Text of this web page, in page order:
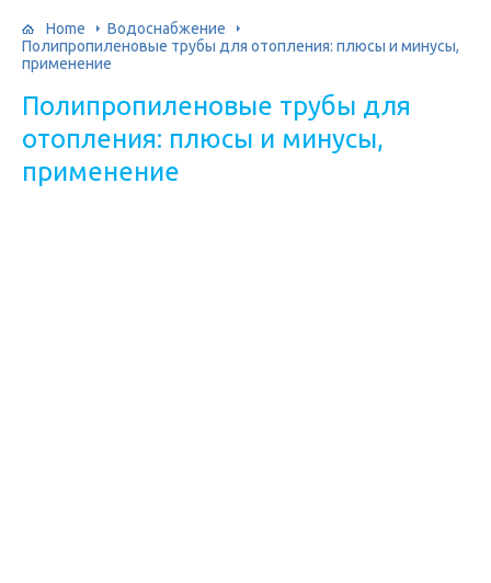
Home
Водоснабжение
Полипропиленовые трубы для отопления: плюсы и минусы,
применение
Полипропиленовые трубы для
отопления: плюсы и минусы,
применение